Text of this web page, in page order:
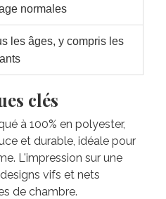
normales
les âges, y compris les
clés
à 100% en polyester,
et durable, idéale pour
L'impression sur une
vifs et nets
de chambre.